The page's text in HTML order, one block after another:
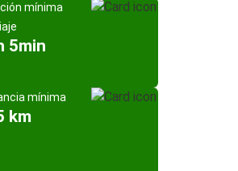
mínima
5min
mínima
km